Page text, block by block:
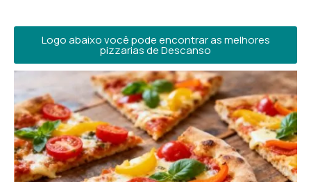
Logo abaixo você pode encontrar as melhores
pizzarias de Descanso